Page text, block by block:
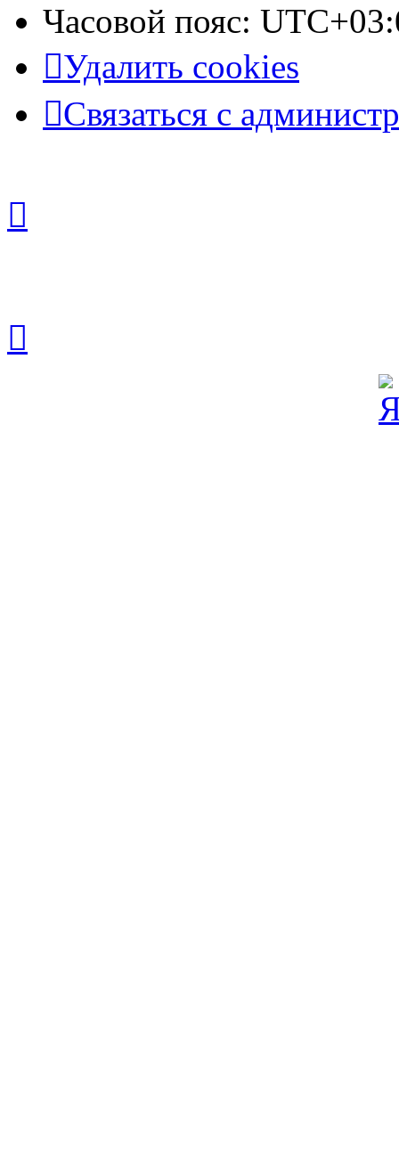
Часовой пояс:
Удалить cookies
Связаться с